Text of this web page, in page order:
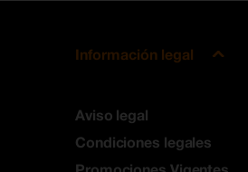
Información legal
Aviso legal
Condiciones legales